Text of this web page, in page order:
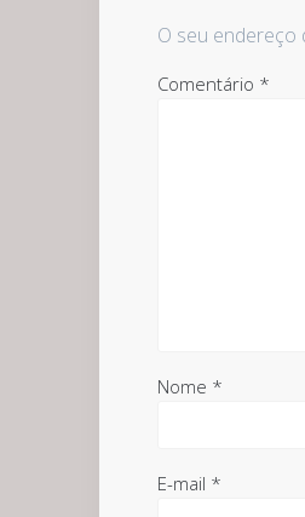
O seu endereço
Comentário *
Nome *
E-mail *